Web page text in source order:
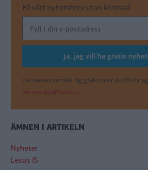
Få vårt nyhetsbrev utan kostnad
Genom att anmäla dig godkänner du OK-
personuppgiftspolicy.
ÄMNEN I ARTIKELN
Nyheter
Lexus IS